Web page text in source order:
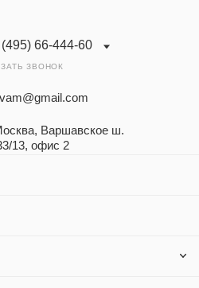
66-444-60
ЗВОНОК
Варшавское ш.
13, офис 2